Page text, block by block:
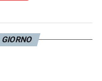
ha fatto gesto